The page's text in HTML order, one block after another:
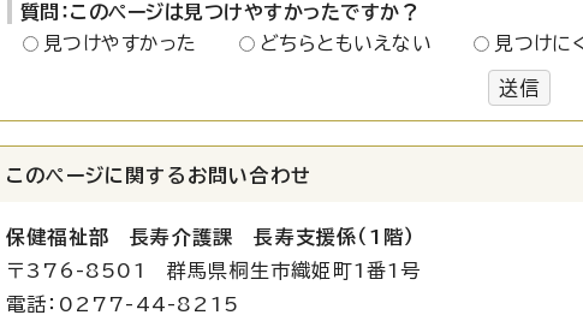
質問：このページは見つけやすかったですか？
見つけやすかった
どちらともいえない 見つけに
送信
このページに関する お問い合わせ
保健福祉部 長寿介護課 長寿支援係（1階）
〒376-8501 群馬県桐生市織姫町1番1号
電話：0277-44-8215